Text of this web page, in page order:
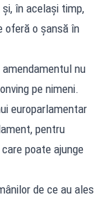
și, în același timp,
oferă o șansă în
nu
pe nimeni.
europarlamentar
pentru
poate ajunge
de ce au ales